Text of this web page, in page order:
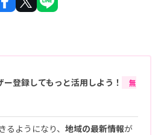
ー登録してもっと活用しよう！
無
るようになり、 地域の最新情報が